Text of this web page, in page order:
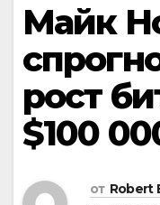
Майк
рост
$100
от Robert